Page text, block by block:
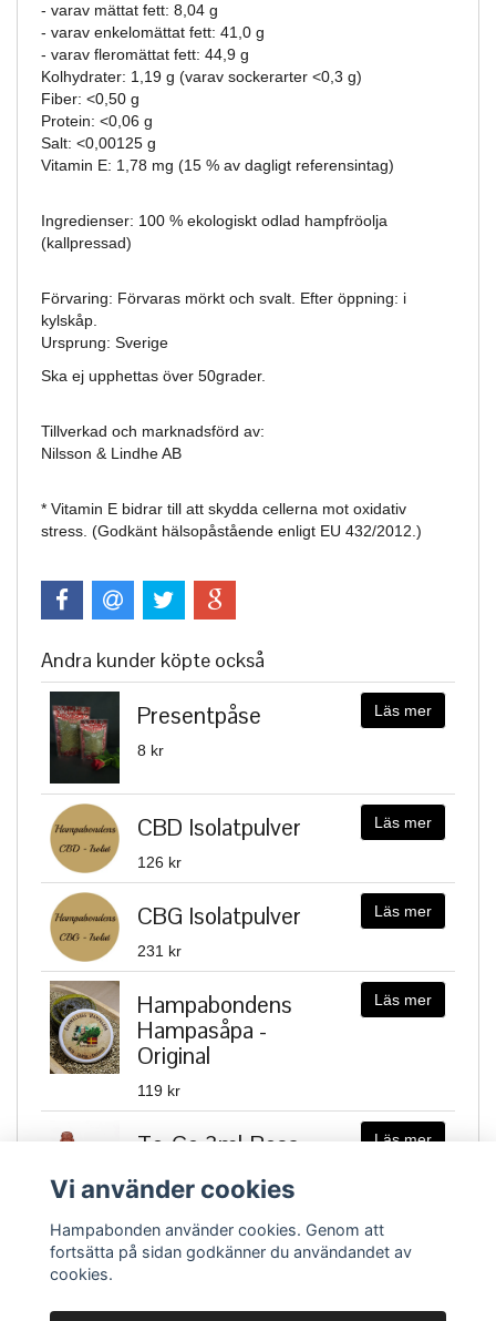
- varav mättat fett: 8,04 g
- varav enkelomättat fett: 41,0 g
- varav fleromättat fett: 44,9 g
Kolhydrater: 1,19 g (varav sockerarter <0,3 g)
Fiber: <0,50 g
Protein: <0,06 g
Salt: <0,00125 g
Vitamin E: 1,78 mg (15 % av dagligt referensintag)
Ingredienser: 100 % ekologiskt odlad hampfröolja
(kallpressad)
Förvaring: Förvaras mörkt och svalt. Efter öppning: i
kylskåp.
Ursprung: Sverige
Ska ej upphettas över 50grader.
Tillverkad och marknadsförd av:
Nilsson & Lindhe AB
* Vitamin E bidrar till att skydda cellerna mot oxidativ
stress. (Godkänt hälsopåstående enligt EU 432/2012.)
Andra kunder köpte också
Presentpåse
8 kr
Läs mer
CBD Isolatpulver
126 kr
Läs mer
CBG Isolatpulver
231 kr
Läs mer
Hampabondens
Hampasåpa -
Original
119 kr
Läs mer
To-Go 3ml-Rosa
20 kr
Läs mer
Vi använder cookies
Hampabonden använder cookies. Genom att
fortsätta på sidan godkänner du användandet av
cookies.